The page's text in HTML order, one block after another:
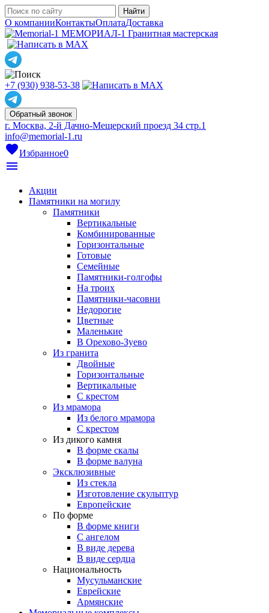
О компанииКонтактыОплатаДоставка
МЕМОРИАЛ-1 Гранитная мастерская
+7 (930) 938-53-38
Обратный звонок
г. Москва, 2-й Дачно-Мещерский проезд 34 стр.1
info@memorial-1.ru
favoriteИзбранное0
menu
Акции
Памятники на могилу
Памятники
Вертикальные
Комбинированные
Горизонтальные
Готовые
Семейные
Памятники-голгофы
На троих
Памятники-часовни
Недорогие
Цветные
Маленькие
В Орехово-Зуево
Из гранита
Двойные
Горизонтальные
Вертикальные
С крестом
Из мрамора
Из белого мрамора
С крестом
Из дикого камня
В форме скалы
В форме валуна
Эксклюзивные
Из стекла
Изготовление скульптур
Европейские
По форме
В форме книги
С ангелом
В виде дерева
В виде сердца
Национальность
Мусульманские
Еврейские
Армянские